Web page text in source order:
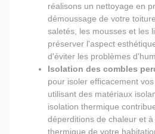
réalisons un nettoyage en
démoussage de votre
saletés, les mousses et les
préserver l'aspect
d'éviter les problèmes
Isolation des combles
pour isoler efficacement
utilisant des matériaux
isolation thermique
déperditions de chaleur et
thermique de votre